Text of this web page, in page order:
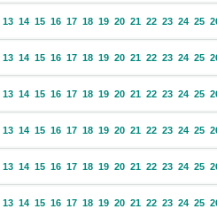
13 14 15 16 17 18 19 20 21 22 23 24 25
13 14 15 16 17 18 19 20 21 22 23 24 25
13 14 15 16 17 18 19 20 21 22 23 24 25
13 14 15 16 17 18 19 20 21 22 23 24 25
13 14 15 16 17 18 19 20 21 22 23 24 25
13 14 15 16 17 18 19 20 21 22 23 24 25